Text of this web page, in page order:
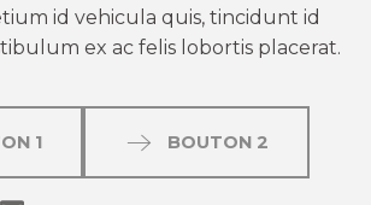
id vehicula quis, tincidunt id
ex ac felis lobortis placerat.
1 BOUTON 2